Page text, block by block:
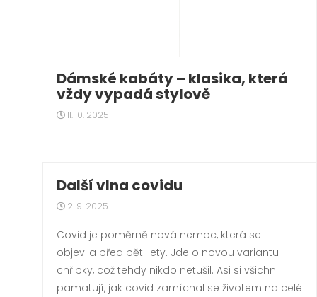
Dámské kabáty – klasika, která
vždy vypadá stylově
11. 10. 2025
Další vlna covidu
2. 9. 2025
Covid je poměrně nová nemoc, která se
objevila před pěti lety. Jde o novou variantu
chřipky, což tehdy nikdo netušil. Asi si všichni
pamatují, jak covid zamíchal se životem na celé